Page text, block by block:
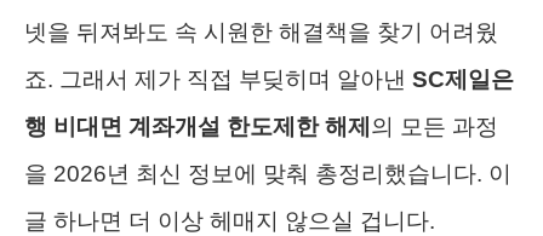
넷을 뒤져봐도 속 시원한 해결책을 찾기 어려웠
죠. 그래서 제가 직접 부딪히며 알아낸 SC제일은
행 비대면 계좌개설 한도제한 해제 의 모든 과정
을 2026년 최신 정보에 맞춰 총정리했습니다. 이
글 하나면 더 이상 헤매지 않으실 겁니다.